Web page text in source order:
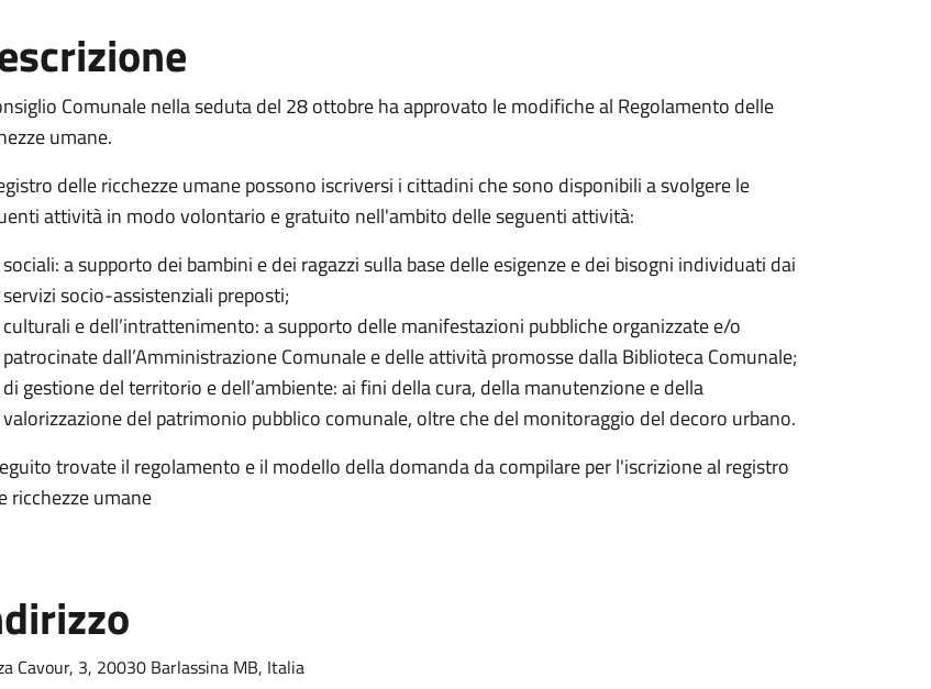
Comunale nella seduta del 28 ottobre ha approvato le modifiche al Regolamento delle
umane.
delle ricchezze umane possono iscriversi i cittadini che sono disponibili a svolgere le
attività in modo volontario e gratuito nell'ambito delle seguenti attività:
sociali: a supporto dei bambini e dei ragazzi sulla base delle esigenze e dei bisogni individuati dai
servizi socio-assistenziali preposti;
culturali e dell’intrattenimento: a supporto delle manifestazioni pubbliche organizzate e/o
patrocinate dall’Amministrazione Comunale e delle attività promosse dalla Biblioteca Comunale;
di gestione del territorio e dell’ambiente: ai fini della cura, della manutenzione e della
valorizzazione del patrimonio pubblico comunale, oltre che del monitoraggio del decoro urbano.
trovate il regolamento e il modello della domanda da compilare per l'iscrizione al registro
ricchezze umane
Cavour, 3, 20030 Barlassina MB, Italia